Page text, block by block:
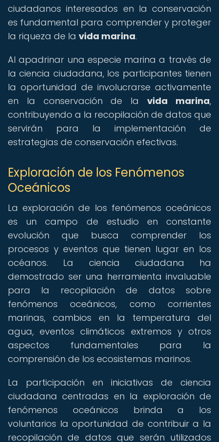
ciudadanos interesados en la conservación
es fundamental para comprender y proteger
la riqueza de la vida marina.
Al apadrinar una especie marina a través de
la ciencia ciudadana, los participantes tienen
la oportunidad de involucrarse activamente
en la conservación de lavida marina,
contribuyendo a la recopilación de datos que
servirán para la implementación de
estrategias de conservación efectivas.
Exploración de los Fenómenos
Oceánicos
La exploración de los fenómenos oceánicos
es un campo de estudio en constante
evolución que busca comprender los
procesos y eventos que tienen lugar en los
océanos. La ciencia ciudadana ha
demostrado ser una herramienta invaluable
para la recopilación de datos sobre
fenómenos oceánicos, como corrientes
marinas, cambios en la temperatura del
agua, eventos climáticos extremos y otros
aspectos fundamentales para la
comprensión de los ecosistemas marinos.
La participación en iniciativas de ciencia
ciudadana centradas en la exploración de
fenómenos oceánicos brinda a los
voluntarios la oportunidad de contribuir a la
recopilación de datos que serán utilizados